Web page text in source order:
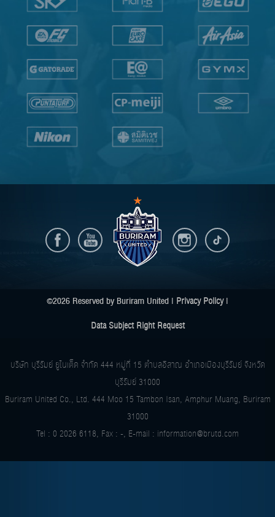
©2026 Reserved by Buriram United | Privacy Policy|
Data Subject Right Request
บริษัท บุรีรัมย์ ยูไนเต็ด จำกัด 444 หมู่ที่ 15 ตำบลอิสาณ อำเภอเมืองบุรีรัมย์ จังหวัด
บุรีรัมย์ 31000
Buriram United Co., Ltd. 444 Moo 15 Tambon Isan, Amphur Muang, Buriram
31000
Tel : 0 2026 6118, Fax : -, E-mail : information@brutd.com